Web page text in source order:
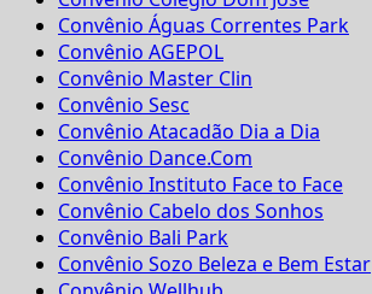
Convênio Águas Correntes Park
Convênio AGEPOL
Convênio Master Clin
Convênio Sesc
Convênio Atacadão Dia a Dia
Convênio Dance.Com
Convênio Instituto Face to Face
Convênio Cabelo dos Sonhos
Convênio Bali Park
Convênio Sozo Beleza e Bem Estar